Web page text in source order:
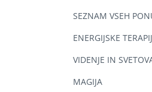
SEZNAM VSEH
ENERGIJSKE
VIDENJE IN
MAGIJA